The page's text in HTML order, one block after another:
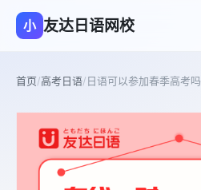
小 友达日语网校
首页/高考日语/日语可以参加春季高考吗